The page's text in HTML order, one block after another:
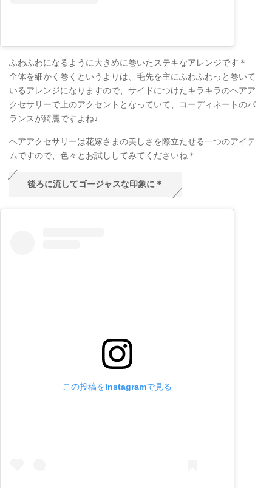
ふわふわになるように大きめに巻いたステキなアレンジです＊
全体を細かく巻くというよりは、毛先を主にふわふわっと巻いて
いるアレンジになりますので、サイドにつけたキラキラのヘアア
クセサリーで上のアクセントとなっていて、コーディネートのバ
ランスが綺麗ですよね♩
ヘアアクセサリーは花嫁さまの美しさを際立たせる一つのアイテ
ムですので、色々とお試ししてみてくださいね＊
後ろに流してゴージャスな印象に＊
この投稿をInstagramで見る